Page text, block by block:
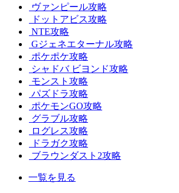
ヴァンピール攻略
ドットアビス攻略
NTE攻略
Gジェネエターナル攻略
ポケポケ攻略
シャドバ ビヨンド攻略
モンスト攻略
パズドラ攻略
ポケモンGO攻略
グラブル攻略
ログレス攻略
ドラガク攻略
ブラウンダスト2攻略
一覧を見る